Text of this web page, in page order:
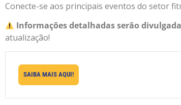
Conecte-se aos principais eventos do setor
Informações detalhadas serão
atualização!
SAIBA MAIS AQUI!